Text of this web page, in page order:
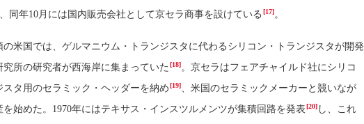
同年10月には国内販売会社として京セラ商事を設けている [17]。
の米国では、ゲルマニウム・トランジスタに代わるシリコン・トランジスタが開発
究所の研究者が西海岸に集まっていた [18]。京セラはフェアチャイルド社にシリコ
スタ用のセラミック・ヘッダーを納め[19]、米国のセラミックメーカーと競いなが
を始めた。1970年にはテキサス・インスツルメンツが集積回路を発表[20] し、これ